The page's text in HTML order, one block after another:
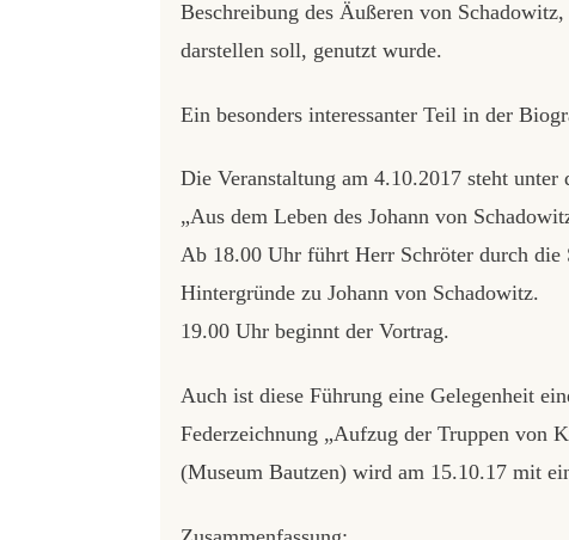
Beschreibung des Äußeren von
darstellen soll, genutzt wurde.
Ein besonders interessanter Teil in der
Die Veranstaltung am 4.10.2017 steht unter
„Aus dem Leben des Johann von
Ab 18.00 Uhr führt Herr Schröter durch die
Hintergründe zu Johann von Schadowitz.
19.00 Uhr beginnt der Vortrag.
Auch ist diese Führung eine Gelegenheit
Federzeichnung „Aufzug der Truppen von
(Museum Bautzen) wird am 15.10.17 mit